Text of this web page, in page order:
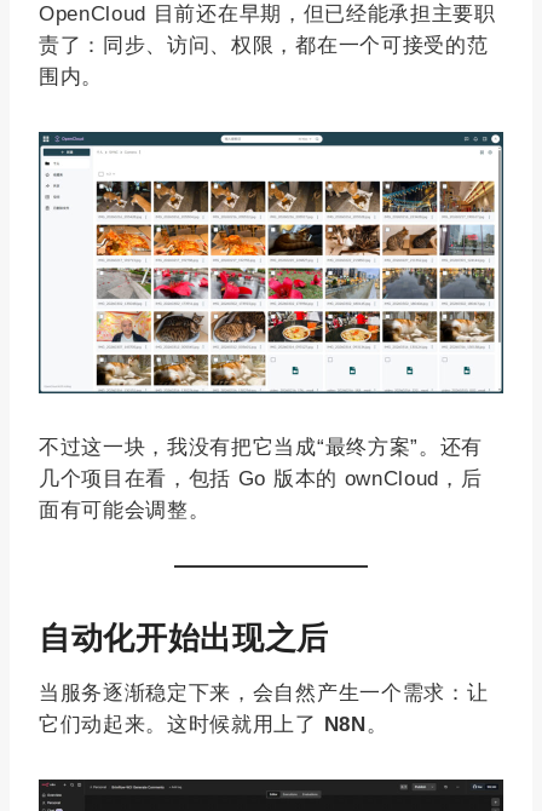
OpenCloud 目前还在早期，但已经能承担主要职
责了：同步、访问、权限，都在一个可接受的范
围内。
不过这一块，我没有把它当成“最终方案”。还有
几个项目在看，包括 Go 版本的 ownCloud，后
面有可能会调整。
自动化开始出现之后
当服务逐渐稳定下来，会自然产生一个需求：让
它们动起来。这时候就用上了 N8N。